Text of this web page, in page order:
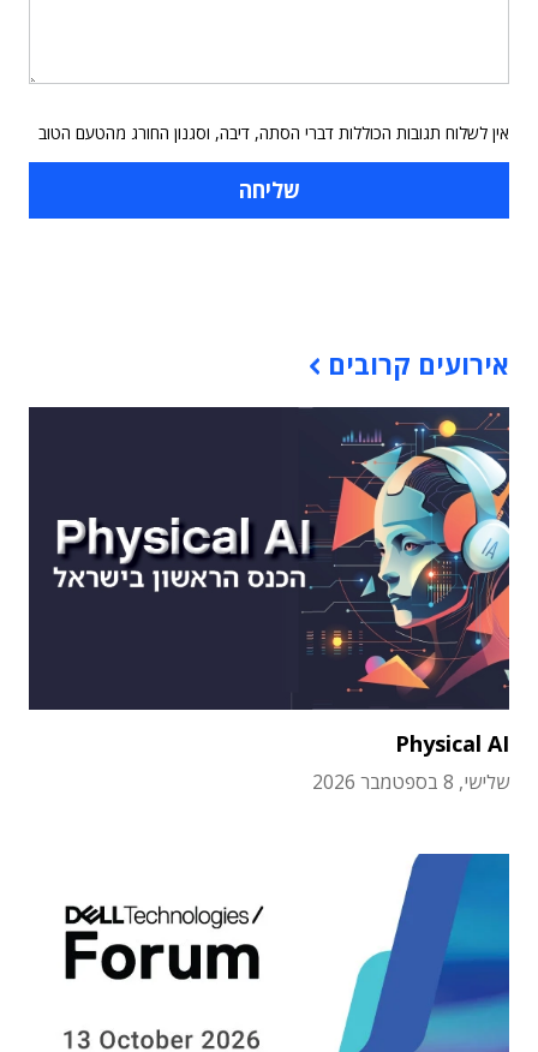
אין לשלוח תגובות הכוללות דברי הסתה, דיבה, וסגנון החורג מהטעם הטוב
אירועים קרובים
Physical AI
שלישי, 8 בספטמבר 2026